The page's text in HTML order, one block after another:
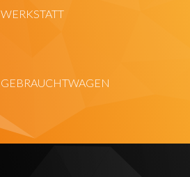
WERKSTATT
GEBRAUCHTWAGEN